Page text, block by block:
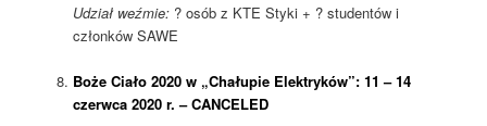
Udział weźmie:? osób z KTE Styki + ? studentów i
członków SAWE
Boże Ciało 2020 w „Chałupie Elektryków”: 11 – 14
czerwca 2020 r. – CANCELED